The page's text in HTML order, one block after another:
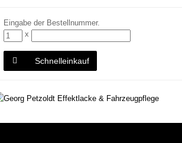
Eingabe der Bestellnummer.
x
Schnelleinkauf